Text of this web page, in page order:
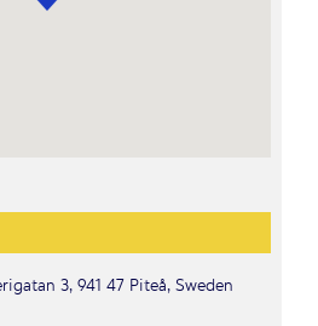
3, 941 47 Piteå, Sweden